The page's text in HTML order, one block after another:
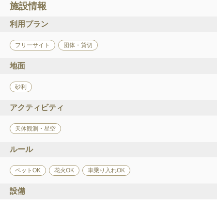
施設情報
利用プラン
フリーサイト 団体・貸切
地面
砂利
アクティビティ
天体観測・星空
ルール
ペットOK 花火OK 車乗り入れOK
設備